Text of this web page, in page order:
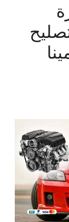
69622745 تصليح